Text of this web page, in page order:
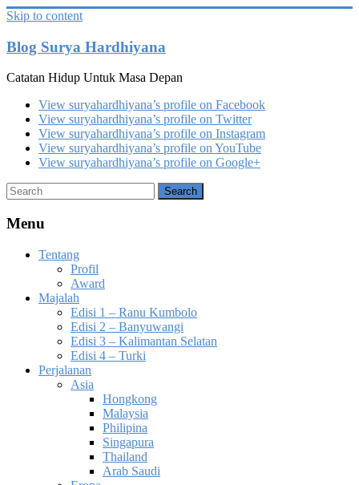
Skip to content
Blog Surya Hardhiyana
Catatan Hidup Untuk Masa Depan
View suryahardhiyana’s profile on Facebook
View suryahardhiyana’s profile on Twitter
View suryahardhiyana’s profile on Instagram
View suryahardhiyana’s profile on YouTube
View suryahardhiyana’s profile on Google+
Menu
Tentang
Profil
Award
Majalah
Edisi 1 – Ranu Kumbolo
Edisi 2 – Banyuwangi
Edisi 3 – Kalimantan Selatan
Edisi 4 – Turki
Perjalanan
Asia
Hongkong
Malaysia
Philipina
Singapura
Thailand
Arab Saudi